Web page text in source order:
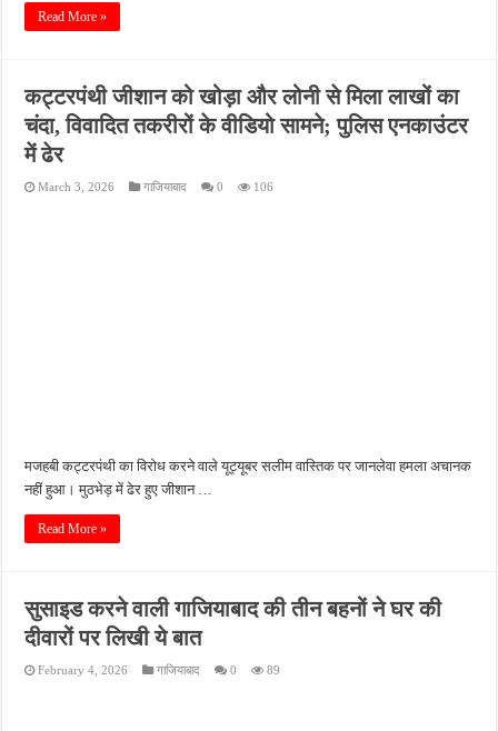
Read More »
कट्टरपंथी जीशान को खोड़ा और लोनी से मिला लाखों का
चंदा, विवादित तकरीरों के वीडियो सामने; पुलिस एनकाउंटर
में ढेर
March 3, 2026 गाजियाबाद 0 106
मजहबी कट्टरपंथी का विरोध करने वाले यूट्यूबर सलीम वास्तिक पर जानलेवा हमला अचानक
नहीं हुआ। मुठभेड़ में ढेर हुए जीशान …
Read More »
सुसाइड करने वाली गाजियाबाद की तीन बहनों ने घर की
दीवारों पर लिखी ये बात
February 4, 2026 गाजियाबाद 0 89